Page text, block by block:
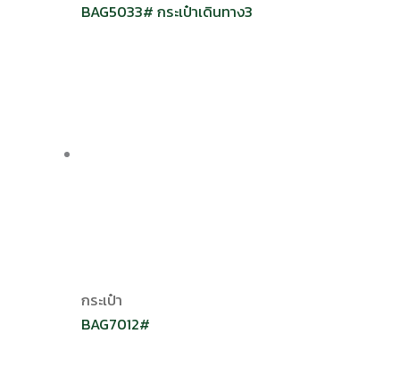
BAG5033# กระเป๋าเดินทาง3
กระเป๋า
BAG7012#